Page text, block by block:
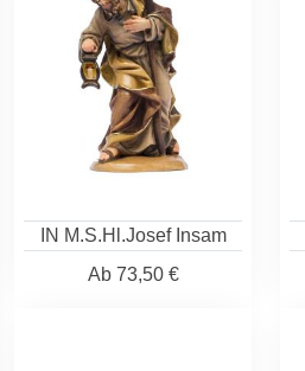
IN M.S.Hl.Josef Insam
Ab73,50 €